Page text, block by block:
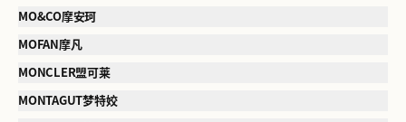
MO&CO摩安珂
MOFAN摩凡
MONCLER盟可莱
MONTAGUT梦特姣